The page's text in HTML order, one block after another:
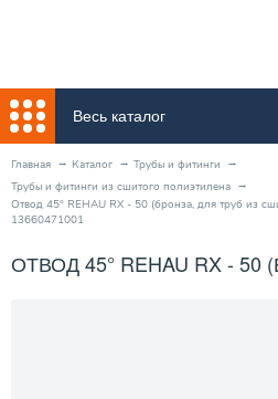
Весь каталог
Главная Каталог
Трубы и фитинги
Трубы и фитинги из сшитого полиэтилена
Отвод 45° REHAU RX - 50 (бронза, для труб из
13660471001
ОТВОД 45° REHAU RX -